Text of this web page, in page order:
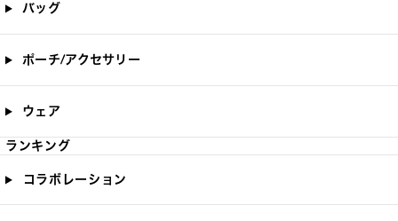
バッグ
ポーチ/アクセサリー
ウェア
ランキング
コラボレーション